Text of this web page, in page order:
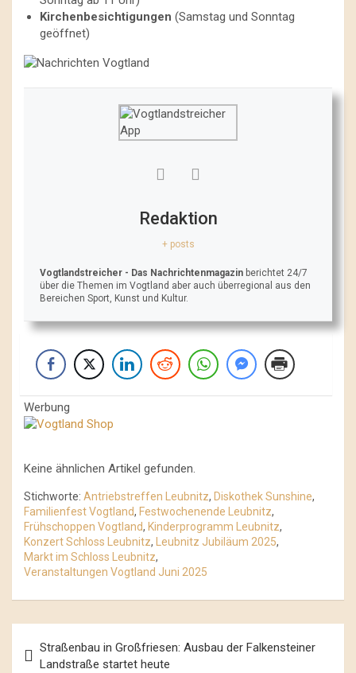
Kirchenbesichtigungen (Samstag und Sonntag
geöffnet)
Redaktion
+ posts
Vogtlandstreicher - Das Nachrichtenmagazin berichtet 24/7
über die Themen im Vogtland aber auch überregional aus den
Bereichen Sport, Kunst und Kultur.
Werbung
Keine ähnlichen Artikel gefunden.
Stichworte: Antriebstreffen Leubnitz, Diskothek Sunshine,
Familienfest Vogtland, Festwochenende Leubnitz,
Frühschoppen Vogtland, Kinderprogramm Leubnitz,
Konzert Schloss Leubnitz, Leubnitz Jubiläum 2025,
Markt im Schloss Leubnitz,
Veranstaltungen Vogtland Juni 2025
Navigation
Straßenbau in Großfriesen: Ausbau der Falkensteiner
Landstraße startet heute